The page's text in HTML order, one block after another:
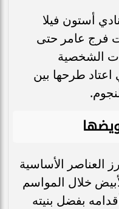
أستون فيلا
فرج عامر حتى
الشخصية
اعتاد طرحها بين
العناصر الأساسية
خلال المواسم
بفضل بنيته